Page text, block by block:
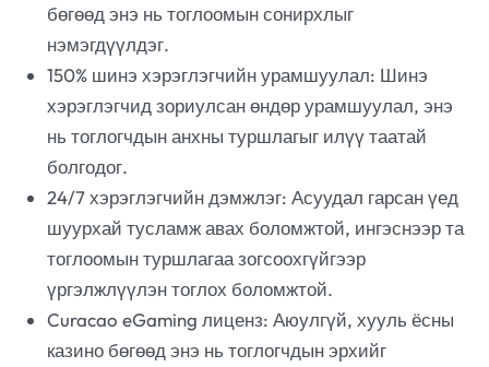
бөгөөд энэ нь тоглоомын сонирхлыг
нэмэгдүүлдэг.
150% шинэ хэрэглэгчийн урамшуулал: Шинэ
хэрэглэгчид зориулсан өндөр урамшуулал, энэ
нь тоглогчдын анхны туршлагыг илүү таатай
болгодог.
24/7 хэрэглэгчийн дэмжлэг: Асуудал гарсан үед
шуурхай тусламж авах боломжтой, ингэснээр та
тоглоомын туршлагаа зогсоохгүйгээр
үргэлжлүүлэн тоглох боломжтой.
Curacao eGaming лиценз: Аюулгүй, хууль ёсны
казино бөгөөд энэ нь тоглогчдын эрхийг